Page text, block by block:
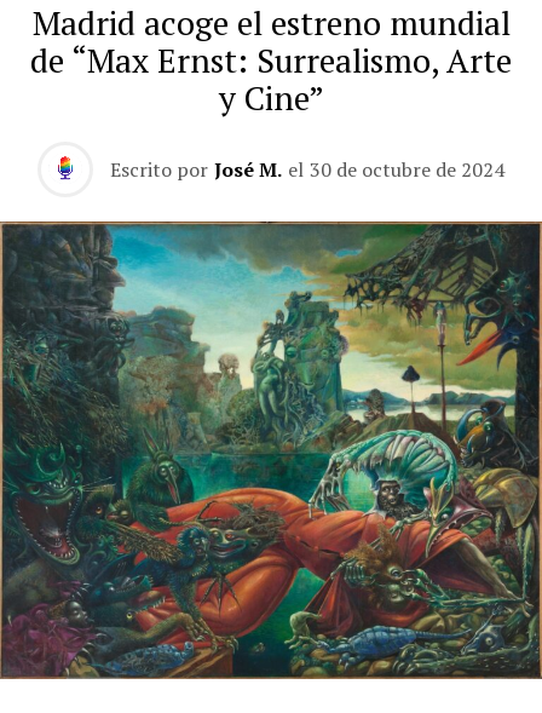
Madrid acoge el estreno mundial
de “Max Ernst: Surrealismo, Arte
y Cine”
Escrito por José M. el 30 de octubre de 2024